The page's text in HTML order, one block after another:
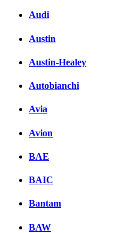
Audi
Austin
Austin-Healey
Autobianchi
Avia
Avion
BAE
BAIC
Bantam
BAW